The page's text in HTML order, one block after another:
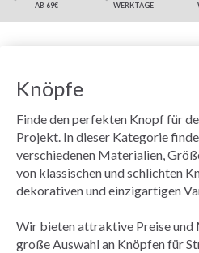
AB 69€
WERKTAGE
Knöpfe
Finde den perfekten Knopf für
Projekt. In dieser Kategorie
verschiedenen Materialien,
von klassischen und schlichten
dekorativen und einzigartigen
Wir bieten attraktive Preise und
große Auswahl an Knöpfen für